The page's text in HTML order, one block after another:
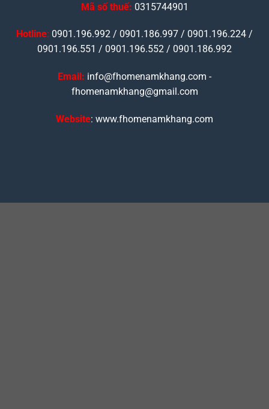
Mã số thuế: 0315744901
Hotline: 0901.196.992 / 0901.186.997 / 0901.196.224 /
0901.196.551 / 0901.196.552 / 0901.186.992
Email: info@fhomenamkhang.com -
fhomenamkhang@gmail.com
Website: www.fhomenamkhang.com